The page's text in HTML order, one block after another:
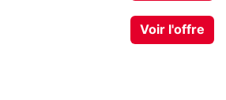
Voir l'offre